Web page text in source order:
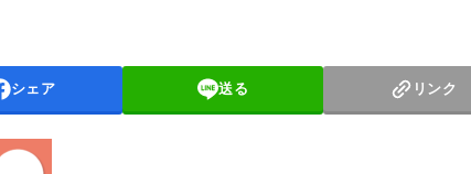
シェア 送る リンク